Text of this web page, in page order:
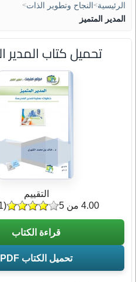
الرئيسية> النجاح وتطوير الذات>
المدير المتميز
تحميل كتاب المدير
التقييم
(
4.00 من 5
قراءة الكتاب
تحميل الكتاب PDF